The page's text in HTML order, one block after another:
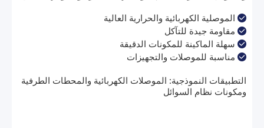
 الموصلية الكهربائية والحرارية العالية
 مقاومة جيدة للتآكل
 سهلة الماكينة للمكونات الدقيقة
 مناسبة للموصلات والتجهيزات
التطبيقات النموذجية: الموصلات الكهربائية والمحطات الطرفية
ومكونات نظام السوائل